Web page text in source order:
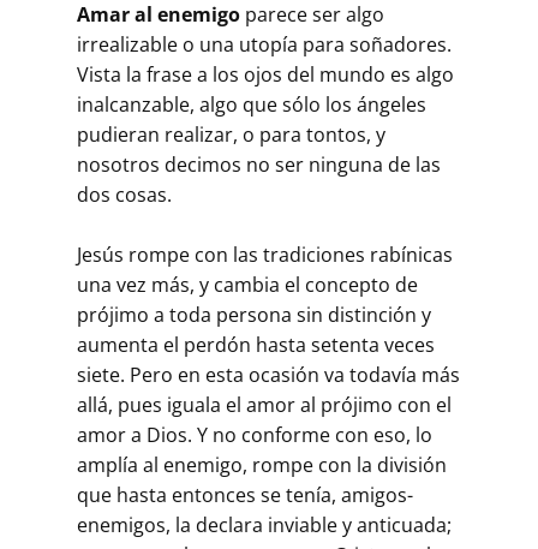
Amar al enemigo parece ser algo
irrealizable o una utopía para soñadores.
Vista la frase a los ojos del mundo es algo
inalcanzable, algo que sólo los ángeles
pudieran realizar, o para tontos, y
nosotros decimos no ser ninguna de las
dos cosas.
Jesús rompe con las tradiciones rabínicas
una vez más, y cambia el concepto de
prójimo a toda persona sin distinción y
aumenta el perdón hasta setenta veces
siete. Pero en esta ocasión va todavía más
allá, pues iguala el amor al prójimo con el
amor a Dios. Y no conforme con eso, lo
amplía al enemigo, rompe con la división
que hasta entonces se tenía, amigos-
enemigos, la declara inviable y anticuada;